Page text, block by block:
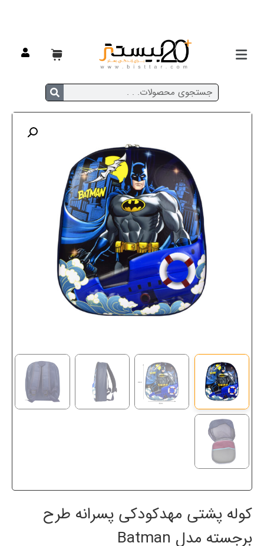
کوله پشتی مهدکودکی پسرانه طرح
برجسته مدل Batman